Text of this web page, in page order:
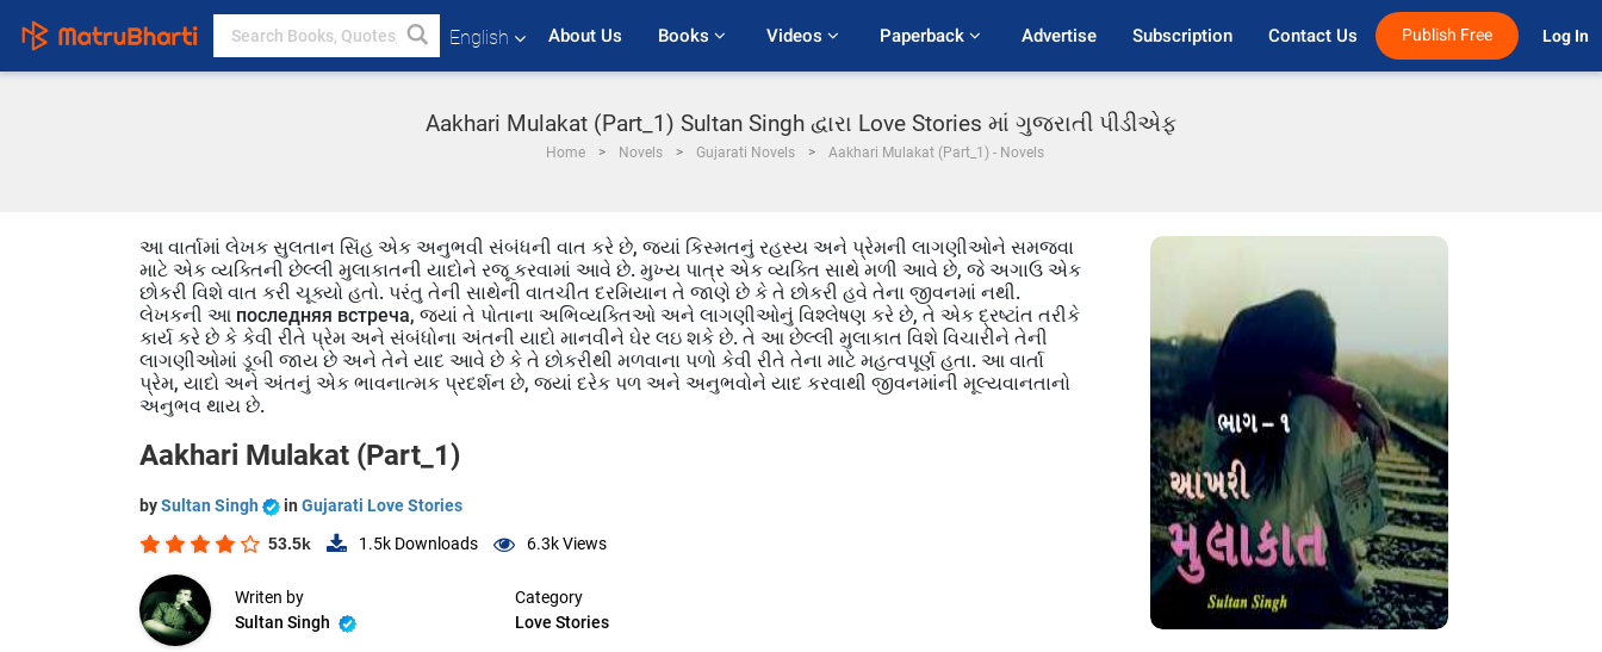
English About Us Books Videos Paperback Advertise Subscription Contact Us Publish Free Log In
Aakhari Mulakat (Part_1) Sultan Singh દ્વારા Love Stories માં ગુજરાતી પીડીએફ
Home Novels Gujarati Novels Aakhari Mulakat (Part_1) - Novels
આ વાર્તામાં લેખક સુલતાન સિંહ એક અનુભવી સંબંધની વાત કરે છે, જ્યાં કિસ્મતનું રહસ્ય અને પ્રેમની લાગણીઓને સમજવા
માટે એક વ્યક્તિની છેલ્લી મુલાકાતની યાદોને રજૂ કરવામાં આવે છે. મુખ્ય પાત્ર એક વ્યક્તિ સાથે મળી આવે છે, જે અગાઉ એક
છોકરી વિશે વાત કરી ચૂક્યો હતો. પરંતુ તેની સાથેની વાતચીત દરમિયાન તે જાણે છે કે તે છોકરી હવે તેના જીવનમાં નથી.
લેખકની આ последняя встреча, જ્યાં તે પોતાના અભિવ્યક્તિઓ અને લાગણીઓનું વિશ્લેષણ કરે છે, તે એક દ્રષ્ટાંત તરીકે
કાર્ય કરે છે કે કેવી રીતે પ્રેમ અને સંબંધોના અંતની યાદો માનવીને ઘેર લઇ શકે છે. તે આ છેલ્લી મુલાકાત વિશે વિચારીને તેની
લાગણીઓમાં ડૂબી જાય છે અને તેને યાદ આવે છે કે તે છોકરીથી મળવાના પળો કેવી રીતે તેના માટે મહત્વપૂર્ણ હતા. આ વાર્તા
પ્રેમ, યાદો અને અંતનું એક ભાવનાત્મક પ્રદર્શન છે, જ્યાં દરેક પળ અને અનુભવોને યાદ કરવાથી જીવનમાંની મૂલ્યવાનતાનો
અનુભવ થાય છે.
Aakhari Mulakat (Part_1)
bySultan Singh in Gujarati Love Stories
53.5k 1.5k Downloads 6.3kViews
Writen by
Sultan Singh
Category
Love Stories